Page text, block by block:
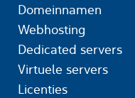
Domeinnamen
Webhosting
Dedicated servers
Virtuele servers
Licenties